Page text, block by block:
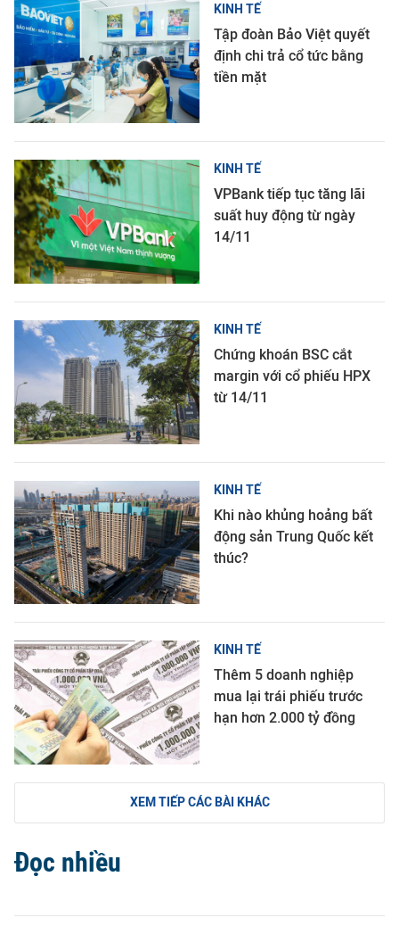
KINH TẾ
Tập đoàn Bảo Việt quyết
định chi trả cổ tức bằng
tiền mặt
KINH TẾ
VPBank tiếp tục tăng lãi
suất huy động từ ngày
14/11
KINH TẾ
Chứng khoán BSC cắt
margin với cổ phiếu HPX
từ 14/11
KINH TẾ
Khi nào khủng hoảng bất
động sản Trung Quốc kết
thúc?
KINH TẾ
Thêm 5 doanh nghiệp
mua lại trái phiếu trước
hạn hơn 2.000 tỷ đồng
XEM TIẾP CÁC BÀI KHÁC
Đọc nhiều